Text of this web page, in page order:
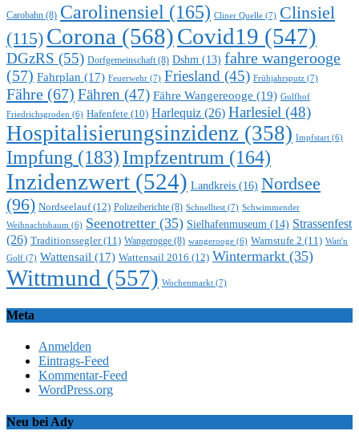
Carobahn (8) Carolinensiel (165) Cliner Quelle (7) Clinsiel
(115) Corona (568)Covid19 (547)
DGzRS (55) Dorfgemeinschaft(8) Dshm (13) fahre wangerooge
(57) Fahrplan (17) Feuerwehr (7) Friesland (45) Frühjahrsputz (7)
Fähre (67) Fähren (47) Fähre Wangereooge (19) Gulfhof
Friedrichsgroden (6) Hafenfete (10) Harlequiz (26) Harlesiel (48)
Hospitalisierungsinzidenz (358) Impfstart (6)
Impfung (183) Impfzentrum (164)
Inzidenzwert (524) Landkreis (16) Nordsee
(96) Nordseelauf(12) Polizeiberichte (8) Schnelltest (7) Schwimmender
Weihnachtsbaum (6) Seenotretter (35) Sielhafenmuseum (14) Strassenfest
(26) Traditionssegler(11) Wangerogge (8) wangerooge (6) Warnstufe 2 (11) Watt'n
Golf (7) Wattensail (17) Wattensail 2016 (12) Wintermarkt (35)
Wittmund (557) Wochenmarkt (7)
Meta
Anmelden
Eintrags-Feed
Kommentar-Feed
WordPress.org
Neu bei Ady